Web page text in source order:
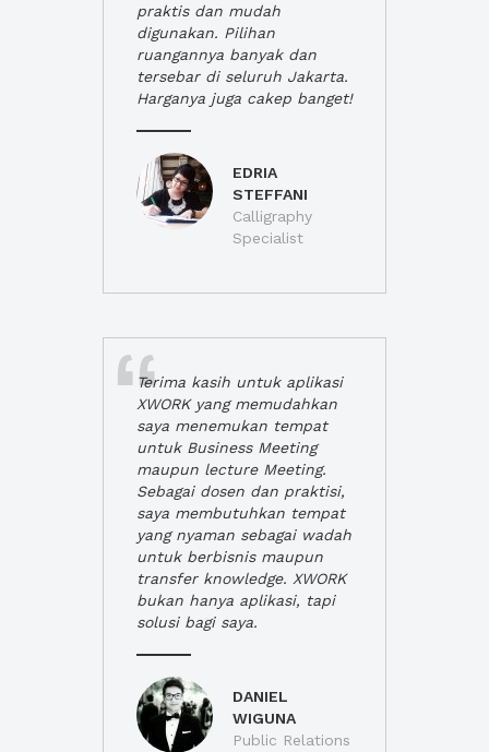
praktis dan mudah
digunakan. Pilihan
ruangannya banyak dan
tersebar di seluruh Jakarta.
Harganya juga cakep banget!
EDRIA
STEFFANI
Calligraphy
Specialist
Terima kasih untuk aplikasi
XWORK yang memudahkan
saya menemukan tempat
untuk Business Meeting
maupun lecture Meeting.
Sebagai dosen dan praktisi,
saya membutuhkan tempat
yang nyaman sebagai wadah
untuk berbisnis maupun
transfer knowledge. XWORK
bukan hanya aplikasi, tapi
solusi bagi saya.
DANIEL
WIGUNA
Public Relations